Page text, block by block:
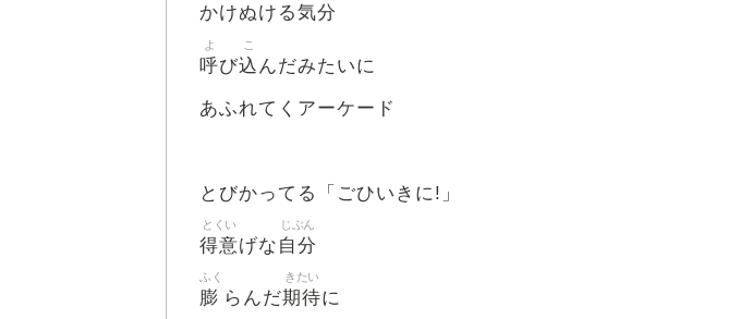
かけぬける気分
呼
よ
び込
こ
んだみたいに
あふれてくアーケード
とびかってる「ごひいきに!」
得意
とくい
げな 自分
じぶん
膨
ふく
らんだ期待
きたい
に